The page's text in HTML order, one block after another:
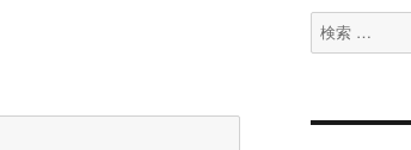
検
索